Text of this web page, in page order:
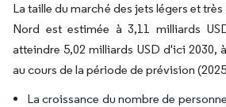
La taille du marché des jets légers et
Nord est estimée à 3,11 milliards
atteindre 5,02 milliards USD d'ici 2030,
au cours de la période de prévision
La croissance du nombre de